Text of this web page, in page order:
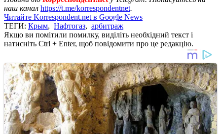
наш канал https://t.me/korrespondentnet.
Читайте Korrespondent.net в Google News
ТЕГИ: Крым, Нафтогаз, арбитраж
Якщо ви помітили помилку, виділіть необхідний текст і
натисніть Ctrl + Enter, щоб повідомити про це редакцію.